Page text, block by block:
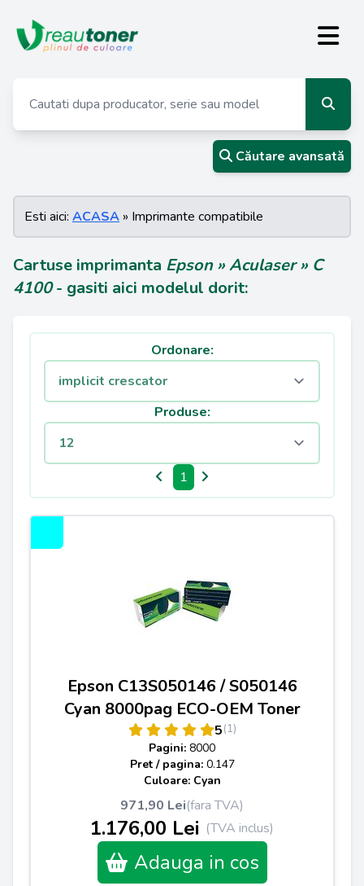
Căutare avansată
Esti aici: ACASA » Imprimante compatibile
Cartuse imprimanta Epson » Aculaser » C
4100- gasiti aici modelul dorit:
Ordonare:
Produse:
1
Epson C13S050146 / S050146
Cyan 8000pag ECO-OEM Toner
5(1)
Pagini: 8000
Pret / pagina: 0.147
Culoare: Cyan
971,90 Lei(fara TVA)
1.176,00 Lei (TVA inclus)
Adauga in cos